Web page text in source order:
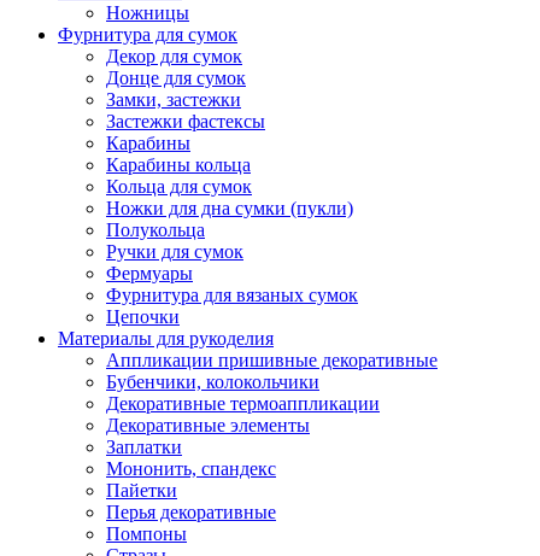
Ножницы
Фурнитура для сумок
Декор для сумок
Донце для сумок
Замки, застежки
Застежки фастексы
Карабины
Карабины кольца
Кольца для сумок
Ножки для дна сумки (пукли)
Полукольца
Ручки для сумок
Фермуары
Фурнитура для вязаных сумок
Цепочки
Материалы для рукоделия
Аппликации пришивные декоративные
Бубенчики, колокольчики
Декоративные термоаппликации
Декоративные элементы
Заплатки
Мононить, спандекс
Пайетки
Перья декоративные
Помпоны